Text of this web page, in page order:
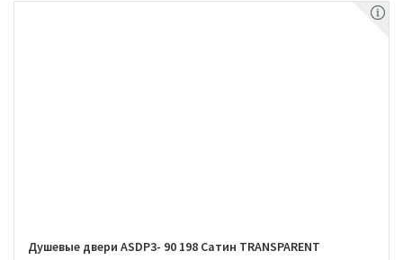
Душевые двери ASDP3- 90 198 Сатин TRANSPARENT